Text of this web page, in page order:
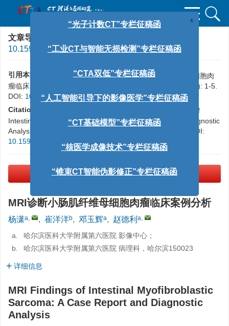
文章导航
10.15953/j.ctta.2026.018
引用本文:
杨潇, 崔洋洋, 邓玉辉, 等. MRI诊断小肠肌纤维母细胞肉
瘤临床案例分析[J]. CT理论与应用研究（中英文）, xxxx, x(x): 1-5.
DOI: 10.15953/j.ctta.2026.018.
Citation:
YANG X, CUI Y, DENG Y H, et al. MRI Findings of
Intestinal Myofibroblastic Sarcoma: A Case Report and Diagnostic
Analysis[J]. CT Theory and Applications, xxxx, x(x): 1-5. DOI:
10.15953/j.ctta.2026.018
. (in Chinese).
PDF下载(1878 KB)
MRI诊断小肠肌纤维母细胞肉瘤临床案例分析
杨潇a, , 崔洋洋b, 邓玉辉a, 赵德利 a,
a.
哈尔滨医科大学附属第六医院 影像中心；
b.
哈尔滨医科大学附属第六医院 病理科，哈尔滨150023
详细信息
MRI Findings of Intestinal Myofibroblastic
Sarcoma: A Case Report and Diagnostic
Analysis
“光子计数CT”专栏征稿函
“工业CT与智能无损检测”专栏征稿函
“CTA双低”专栏征稿函
“人工智能引导下的影像医学”专栏征稿函
“CT基础模型”专栏征稿函
“核医学成像技术”专栏征稿函
“锥束CT智能伪影修正”专栏征稿函